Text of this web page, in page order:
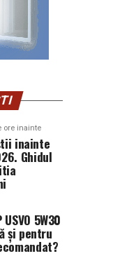
ore inainte
inainte
Ghidul
5W30
și pentru